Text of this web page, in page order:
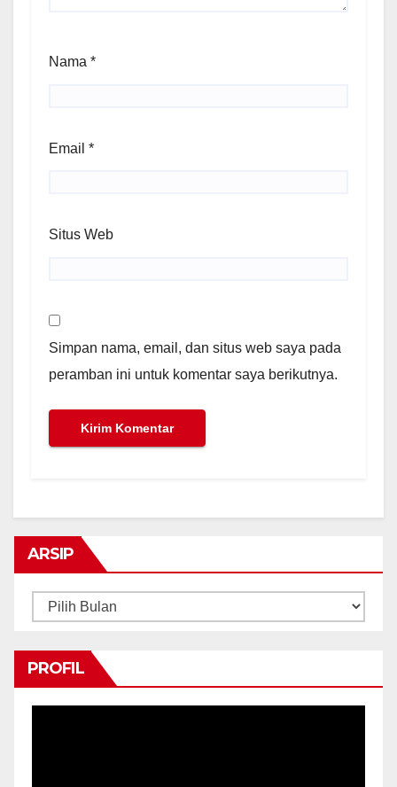
Nama *
Email *
Situs Web
Simpan nama, email, dan situs web saya pada
peramban ini untuk komentar saya berikutnya.
ARSIP
Arsip
PROFIL